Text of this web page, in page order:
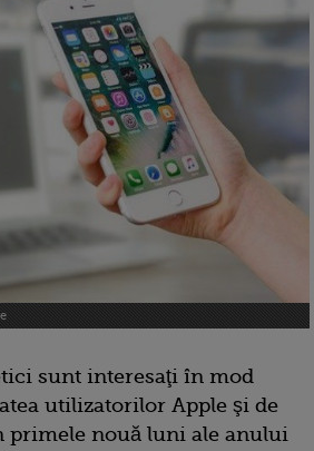
sunt interesaţi în mod
utilizatorilor Apple şi de
nouă luni ale anului